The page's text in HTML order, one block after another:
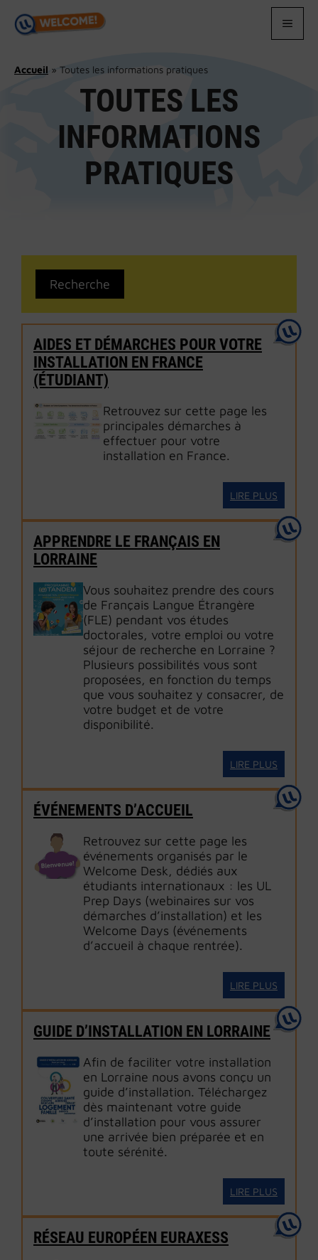
contenu
Accueil » Toutes les informations pratiques
TOUTES LES
INFORMATIONS
PRATIQUES
AIDES ET DÉMARCHES POUR VOTRE
INSTALLATION EN FRANCE
(ÉTUDIANT)
Retrouvez sur cette page les
principales démarches à
effectuer pour votre
installation en France.
LIRE PLUS
APPRENDRE LE FRANÇAIS EN
LORRAINE
Vous souhaitez prendre des cours
de Français Langue Étrangère
(FLE) pendant vos études
doctorales, votre emploi ou votre
séjour de recherche en Lorraine ?
Plusieurs possibilités vous sont
proposées, en fonction du temps
que vous souhaitez y consacrer, de
votre budget et de votre
disponibilité.
LIRE PLUS
ÉVÉNEMENTS D’ACCUEIL
Retrouvez sur cette page les
événements organisés par le
Welcome Desk, dédiés aux
étudiants internationaux : les UL
Prep Days (webinaires sur vos
démarches d’installation) et les
Welcome Days (événements
d’accueil à chaque rentrée).
LIRE PLUS
GUIDE D’INSTALLATION EN LORRAINE
Afin de faciliter votre installation
en Lorraine nous avons conçu un
guide d’installation. Téléchargez
dès maintenant votre guide
d’installation pour vous assurer
une arrivée bien préparée et en
toute sérénité.
LIRE PLUS
RÉSEAU EUROPÉEN EURAXESS